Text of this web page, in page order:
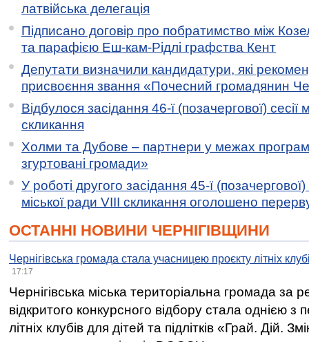
латвійська делегація
Підписано договір про побратимство між
та парафією Еш-кам-Рідлі графства Кент
Депутати визначили кандидатури, які
присвоєння звання «Почесний громадянин
Відбулося засідання 46-ї (позачергової) сесії
скликання
Холми та Дубове – партнери у межах
згуртовані громади»
У роботі другого засідання 45-ї (позачергової)
міської ради VIII скликання оголошено
ОСТАННІ НОВИНИ ЧЕРНІГІВЩИНИ
Чернігівська громада стала учасницею проєкту літніх
17:17
Чернігівська міська територіальна громада за
відкритого конкурсного відбору стала однією
літніх клубів для дітей та підлітків «Грай. Дій.